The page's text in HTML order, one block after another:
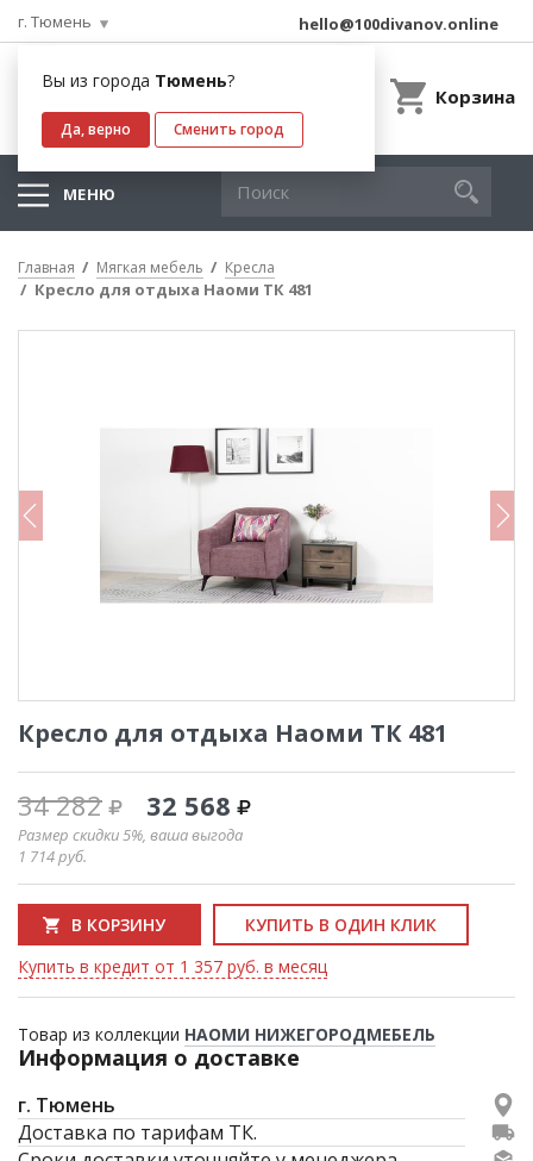
г. Тюмень
Вы из города Тюмень?
Да, верно Сменить город
hello@100divanov.online
Корзина
МЕНЮ
Главная Мягкая мебель Кресла
Кресло для отдыха Наоми ТК 481
Кресло для отдыха Наоми ТК 481
34 282 32 568
Размер скидки 5%, ваша выгода
1 714руб.
В КОРЗИНУ
КУПИТЬ В ОДИН КЛИК
Купить в кредит от 1 357 руб. в месяц
Товар из коллекции НАОМИ НИЖЕГОРОДМЕБЕЛЬ
Информация о доставке
г. Тюмень
Доставка по тарифам ТК.